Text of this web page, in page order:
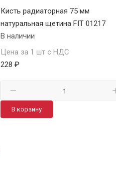
Кисть радиаторная 75 мм
натуральная щетина FIT 01217
В наличии
Цена за 1 шт с НДС
228 ₽
В корзину